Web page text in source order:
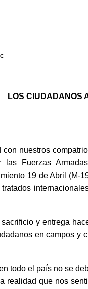
LOS CIUDADANOS
nuestros
las Fuerzas
19 de Abril
y entrega
en campos y
todo el país no se
realidad que nos